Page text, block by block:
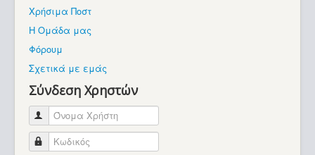
Βρίσκεστε εδώ:
Χρήσιμα Ποστ
Η Ομάδα μας
Φόρουμ
Σχετικά με εμάς
Σύνδεση Χρηστών
Όνομα Χρήστη
Κωδικός